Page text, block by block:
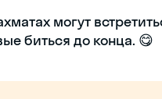
могут
биться до конца. 😋